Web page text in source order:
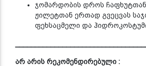
ჯომარდობის დროს
ჟილეტთან ერთად გვეცვას
ფეხსაცმელი და
არ არის რეკომენდირებული :